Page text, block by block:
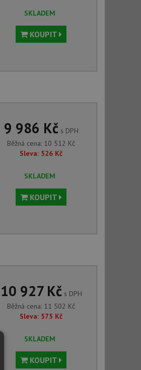
SKLADEM
KOUPIT
9 986 Kčs DPH
Běžná cena: 10 512 Kč
Sleva: 526 Kč
SKLADEM
KOUPIT
10 927 Kčs DPH
Běžná cena: 11 502 Kč
Sleva: 575 Kč
SKLADEM
KOUPIT